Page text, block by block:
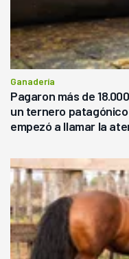
Ganadería
Pagaron más de
un ternero
empezó a llamar la